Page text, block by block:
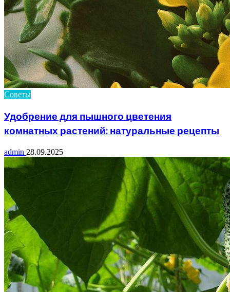
Советы
Удобрение для пышного цветения
комнатных растений: натуральные рецепты
admin 28.09.2025